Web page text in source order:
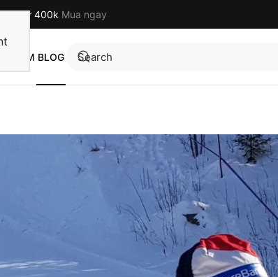
từ 400k Mua ngay
PHẨM BLOG